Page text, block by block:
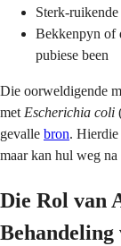
Sterk-
Bekkenpyn of
pubiese been
Die oorweldigende
met Escherichia coli
gevalle bron. Hierdie
maar kan hul weg
Die Rol van